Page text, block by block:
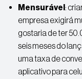
Mensurável:
empresa exigirá
gostaria de ter
seis meses do
uma taxa de
aplicativo para